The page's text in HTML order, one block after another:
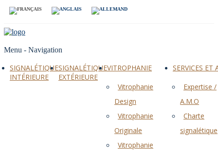
Menu - Navigation
SIGNALÉTIQUE
INTÉRIEURE
SIGNALÉTIQUE
EXTÉRIEURE
VITROPHANIE
Vitrophanie
Design
Vitrophanie
Originale
Vitrophanie
SERVICES ET
Expertise /
A.M.O
Charte
signalétique